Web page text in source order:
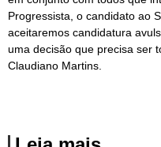
Progressista, o candidato ao
aceitaremos candidatura
uma decisão que precisa ser
Claudiano Martins.